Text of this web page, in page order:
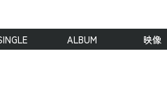
ALBUM 映像